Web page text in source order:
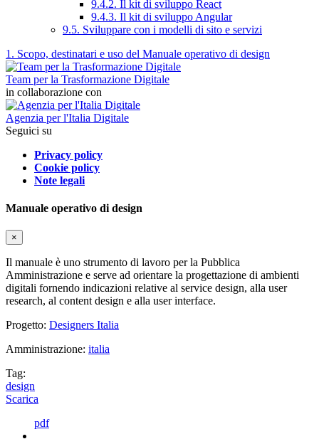
9.4.2. Il kit di sviluppo React
9.4.3. Il kit di sviluppo Angular
9.5. Sviluppare con i modelli di sito e servizi
1. Scopo, destinatari e uso del Manuale operativo di design
Team per la Trasformazione Digitale
in collaborazione con
Agenzia per l'Italia Digitale
Seguici su
Privacy policy
Cookie policy
Note legali
Manuale operativo di design
×
Il manuale è uno strumento di lavoro per la Pubblica
Amministrazione e serve ad orientare la progettazione di ambienti
digitali fornendo indicazioni relative al service design, alla user
research, al content design e alla user interface.
Progetto: Designers Italia
Amministrazione: italia
Tag:
design
Scarica
pdf